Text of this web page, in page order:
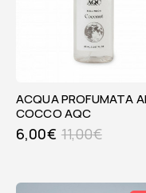
ACQUA PROFUMATA AL
COCCO AQC
11,00€
6,00€